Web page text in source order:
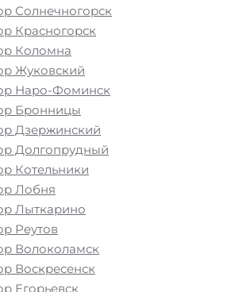
Солнечногорск
Красногорск
Коломна
Жуковский
Наро-Фоминск
Бронницы
Дзержинский
Долгопрудный
Котельники
Лобня
Лыткарино
Реутов
Волоколамск
Воскресенск
Егорьевск
Минском